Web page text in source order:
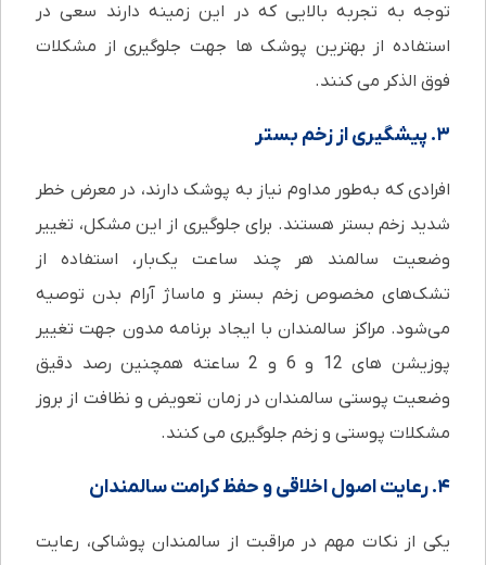
توجه به تجربه بالایی که در این زمینه دارند سعی در
استفاده از بهترین پوشک ها جهت جلوگیری از مشکلات
فوق الذکر می کنند.
۳. پیشگیری از زخم بستر
افرادی که به‌طور مداوم نیاز به پوشک دارند، در معرض خطر
شدید زخم بستر هستند. برای جلوگیری از این مشکل، تغییر
وضعیت سالمند هر چند ساعت یک‌بار، استفاده از
تشک‌های مخصوص زخم بستر و ماساژ آرام بدن توصیه
می‌شود. مراکز سالمندان با ایجاد برنامه مدون جهت تغییر
پوزیشن های 12 و 6 و 2 ساعته همچنین رصد دقیق
وضعیت پوستی سالمندان در زمان تعویض و نظافت از بروز
مشکلات پوستی و زخم جلوگیری می کنند.
۴. رعایت اصول اخلاقی و حفظ کرامت سالمندان
یکی از نکات مهم در مراقبت از سالمندان پوشاکی، رعایت